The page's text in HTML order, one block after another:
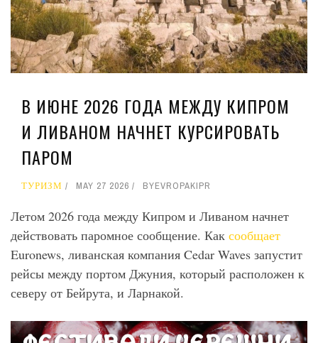
В ИЮНЕ 2026 ГОДА МЕЖДУ КИПРОМ
И ЛИВАНОМ НАЧНЕТ КУРСИРОВАТЬ
ПАРОМ
ТУРИЗМ MAY 27 2026 BYEVROPAKIPR
Летом 2026 года между Кипром и Ливаном начнет
действовать паромное сообщение. Как сообщает
Euronews, ливанская компания Cedar Waves запустит
рейсы между портом Джуния, который расположен к
северу от Бейрута, и Ларнакой.